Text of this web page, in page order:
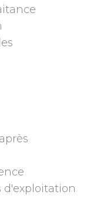
d'exploitation